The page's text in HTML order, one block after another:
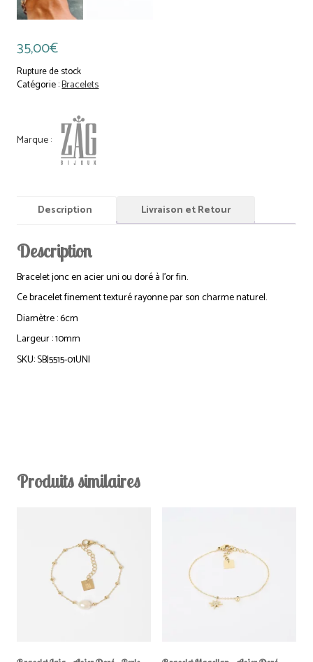
35,00€
Rupture de stock
Catégorie :Bracelets
Description Livraison et Retour
Description
Bracelet jonc en acier uni ou doré à l’or fin.
Ce bracelet finement texturé rayonne par son charme naturel.
Diamètre : 6cm
Largeur : 10mm
SKU: SBJ5515-01UNI
Produits similaires